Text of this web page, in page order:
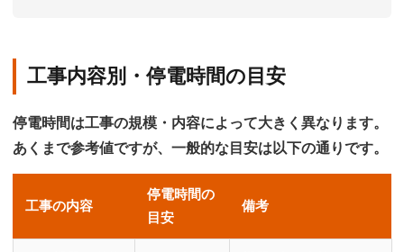
工事内容別・停電時間の目安
停電時間は工事の規模・内容によって大きく異なります。
あくまで参考値ですが、一般的な目安は以下の通りです。
工事の内容
停電時間の
目安
備考